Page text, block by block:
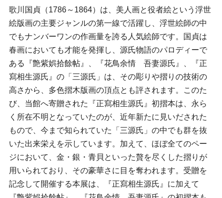
歌川国貞（1786～1864）は、美人画と役者絵という浮世
絵版画の主要ジャンルの第一線で活躍し、浮世絵師の中
でもナンバーワンの作画量を誇る人気絵師です。国貞は
春画においても才能を発揮し、源氏物語のパロディーで
ある『艶紫娯拾餘帖』、『花鳥余情 吾妻源氏』、『正
寫相生源氏』の「三源氏」は、その彫りや摺りの技術の
高さから、多色摺木版画の頂点とも評されます。このた
び、当館へ寄贈された『正寫相生源氏』初摺本は、永ら
く所在不明となっていたのが、近年新たに見いだされた
もので、今まで知られていた「三源氏」の中でも群を抜
いた出来栄えを示しています。加えて、ほぼ全てのペー
ジにおいて、金・銀・青貝といった贅を尽くした摺りが
用いられており、その豪華さに目を奪われます。受贈を
記念して開催する本展は、『正寫相生源氏』に加えて